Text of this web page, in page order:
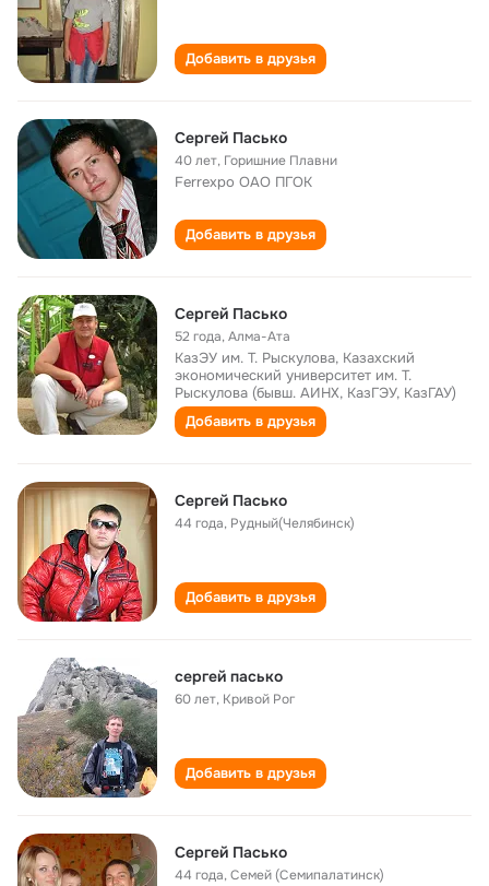
Добавить в друзья
Сергей Пасько
40 лет, Горишние Плавни
Ferrexpo ОАО ПГОК
Добавить в друзья
Сергей Пасько
52 года,Алма-Ата
КазЭУ им. Т. Рыскулова, Казахский
экономический университет им. Т.
Рыскулова (бывш. АИНХ, КазГЭУ, КазГАУ)
Добавить в друзья
Сергей Пасько
44 года, Рудный(Челябинск)
Добавить в друзья
сергей пасько
60 лет, Кривой Рог
Добавить в друзья
Сергей Пасько
44 года,Семей (Семипалатинск)